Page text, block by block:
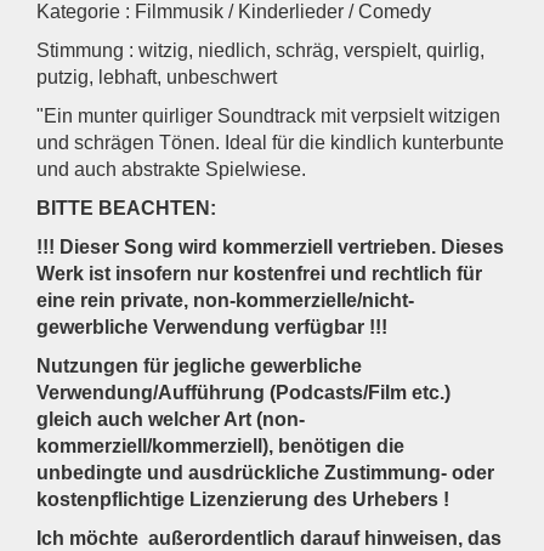
Kategorie : Filmmusik / Kinderlieder / Comedy
Stimmung : witzig, niedlich, schräg, verspielt, quirlig,
putzig, lebhaft, unbeschwert
"Ein munter quirliger Soundtrack mit verpsielt witzigen
und schrägen Tönen. Ideal für die kindlich kunterbunte
und auch abstrakte Spielwiese.
BITTE BEACHTEN:
!!! Dieser Song wird kommerziell vertrieben. Dieses
Werk ist insofern nur kostenfrei und rechtlich für
eine rein private, non-kommerzielle/nicht-
gewerbliche Verwendung verfügbar !!!
Nutzungen für jegliche gewerbliche
Verwendung/Aufführung (Podcasts/Film etc.)
gleich auch welcher Art (non-
kommerziell/kommerziell), benötigen die
unbedingte und ausdrückliche Zustimmung- oder
kostenpflichtige Lizenzierung des Urhebers !
Ich möchte außerordentlich darauf hinweisen, das